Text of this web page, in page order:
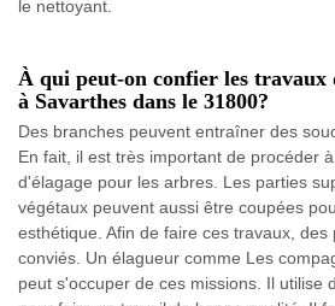
le nettoyant.
À qui peut-on confier les travaux
à Savarthes dans le 31800?
Des branches peuvent entraîner des
En fait, il est très important de procéder
d'élagage pour les arbres. Les parties
végétaux peuvent aussi être coupées
esthétique. Afin de faire ces travaux, des
conviés. Un élagueur comme Les
peut s'occuper de ces missions. Il utilise